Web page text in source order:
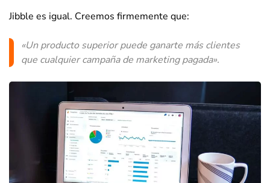
Jibble es igual. Creemos firmemente que:
«Un producto superior puede ganarte más clientes
que cualquier campaña de marketing pagada».